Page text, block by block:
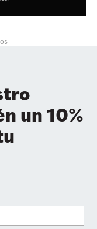
un 10%